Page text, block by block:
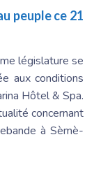
peuple ce 21
législature se
aux conditions
Hôtel & Spa.
concernant
à Sèmè-